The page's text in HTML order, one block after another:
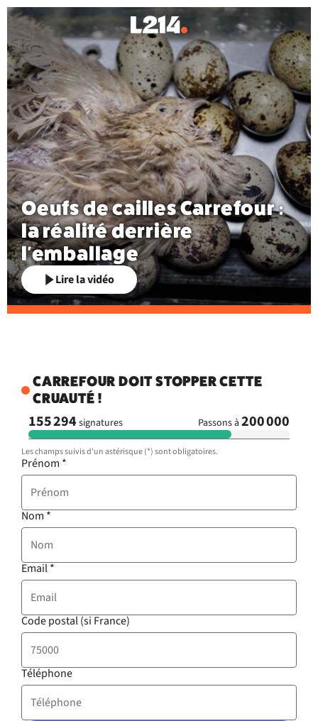
Oeufs de cailles Carrefour :
la réalité derrière
l'emballage
Lire la vidéo
CARREFOUR DOIT STOPPER CETTE
CRUAUTÉ !
155 294 signatures Passons à 200 000
Les champs suivis d'un astérisque (*) sont obligatoires.
Prénom *
Nom *
Email*
Code postal (si France)
Téléphone